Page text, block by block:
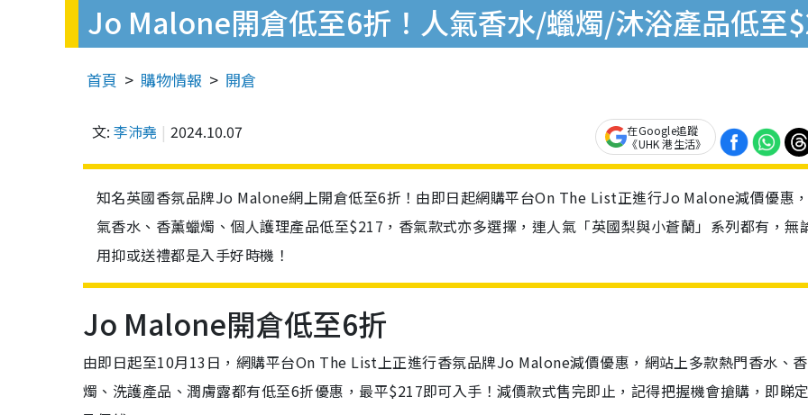
Jo Malone開倉低至6折！人氣香水/蠟燭/沐浴產品低至
首頁 購物情報 開倉
文: 李沛堯 2024.10.07
在Google追蹤
《UHK 港生活》
知名英國香氛品牌Jo Malone網上開倉低至6折！由即日起網購平台On The List正進行Jo Malone減價優惠
氣香水、香薰蠟燭、個人護理產品低至$217，香氣款式亦多選擇，連人氣「英國梨與小蒼蘭」系列都有，無
用抑或送禮都是入手好時機！
Jo Malone開倉低至6折
由即日起至10月13日，網購平台On The List上正進行香氛品牌Jo Malone減價優惠，網站上多款熱門香水、
燭、洗護產品、潤膚露都有低至6折優惠，最平$217即可入手！減價款式售完即止，記得把握機會搶購，即睇